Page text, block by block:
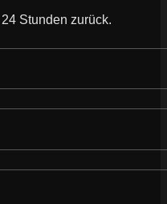
Stunden zurück.